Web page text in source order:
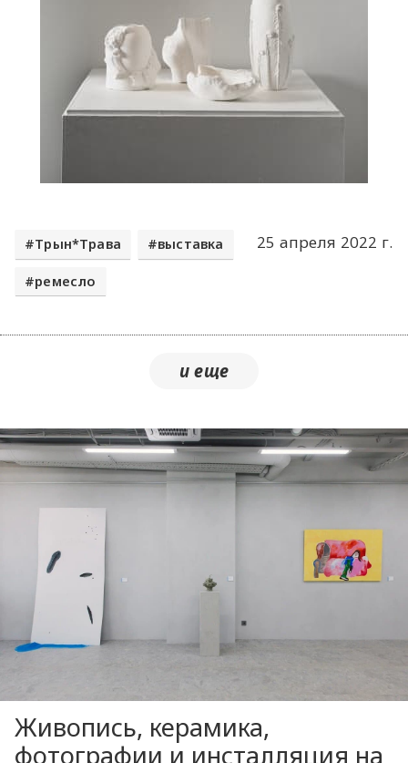
25 апреля 2022 г.
Трын*Трава выставка
ремесло
Живопись, керамика,
фотографии и инсталляция на